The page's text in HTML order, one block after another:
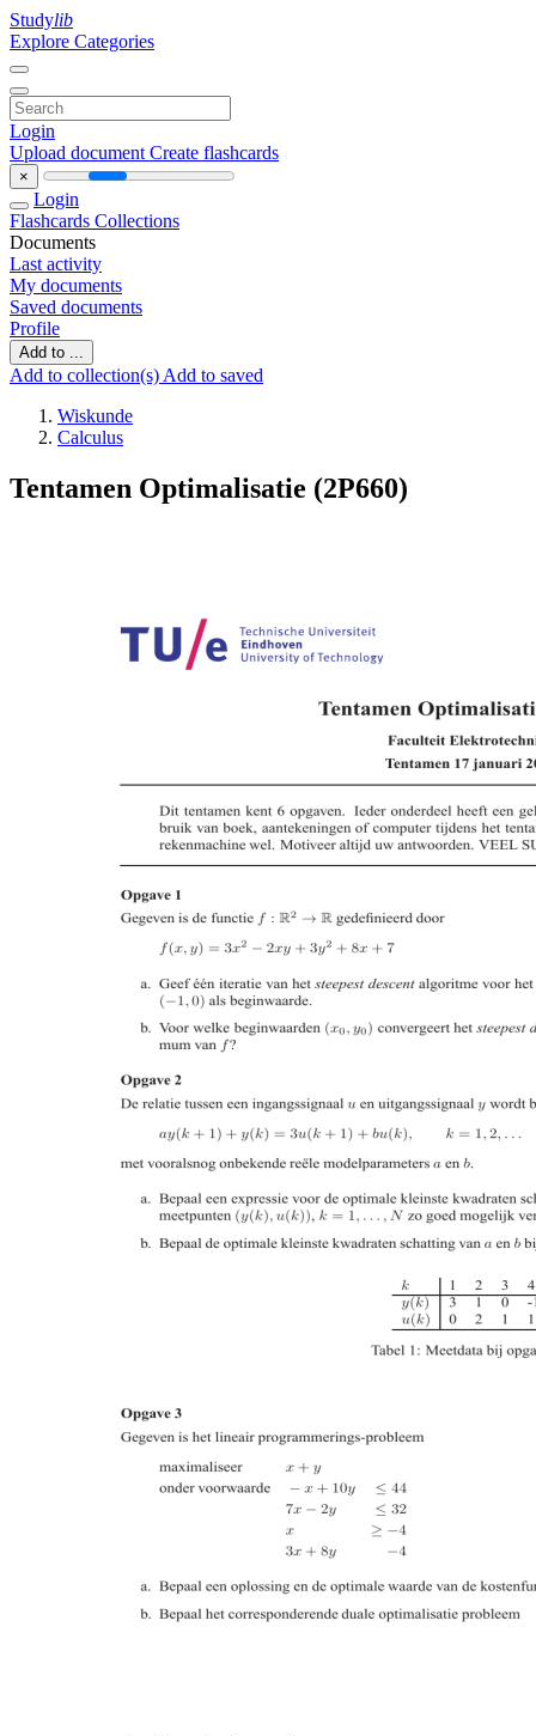
Studylib
Explore Categories
Login
Upload document Create flashcards
×
Login
Flashcards Collections
Documents
Last activity
My documents
Saved documents
Profile
Add to ...
Add to collection(s) Add to saved
Wiskunde
Calculus
Tentamen Optimalisatie (2P660)